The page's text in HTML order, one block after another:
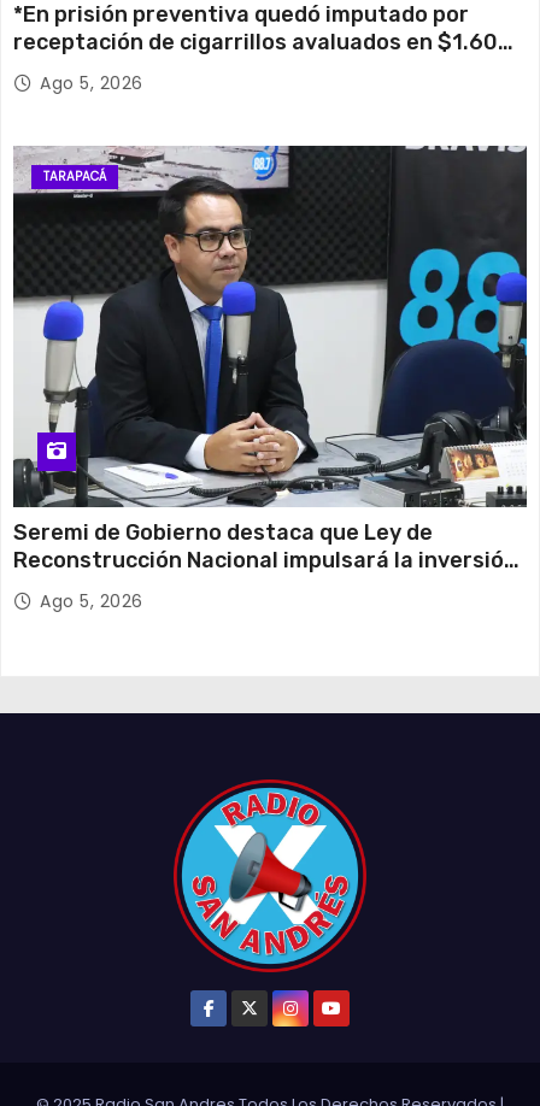
*En prisión preventiva quedó imputado por
receptación de cigarrillos avaluados en $1.600
millones*
Ago 5, 2026
TARAPACÁ
Seremi de Gobierno destaca que Ley de
Reconstrucción Nacional impulsará la inversión
y el empleo en Tarapacá
Ago 5, 2026